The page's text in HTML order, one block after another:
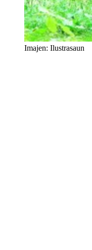
Imajen: Ilustrasaun